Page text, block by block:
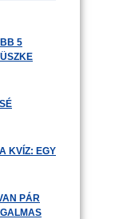
5
KVÍZ: EGY
PÁR